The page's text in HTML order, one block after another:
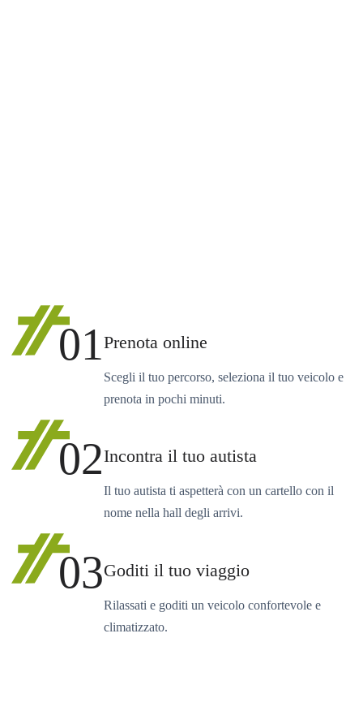
01Prenota online
Scegli il tuo percorso, seleziona il tuo veicolo e
prenota in pochi minuti.
02Incontra il tuo autista
Il tuo autista ti aspetterà con un cartello con il
nome nella hall degli arrivi.
03Goditi il tuo viaggio
Rilassati e goditi un veicolo confortevole e
climatizzato.